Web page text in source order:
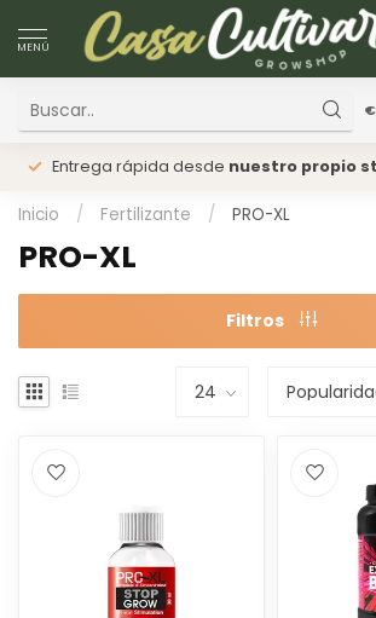
MENÚ
€
Entrega rápida desde nuestro propio
Inicio / Fertilizante / PRO-XL
PRO-XL
Filtros